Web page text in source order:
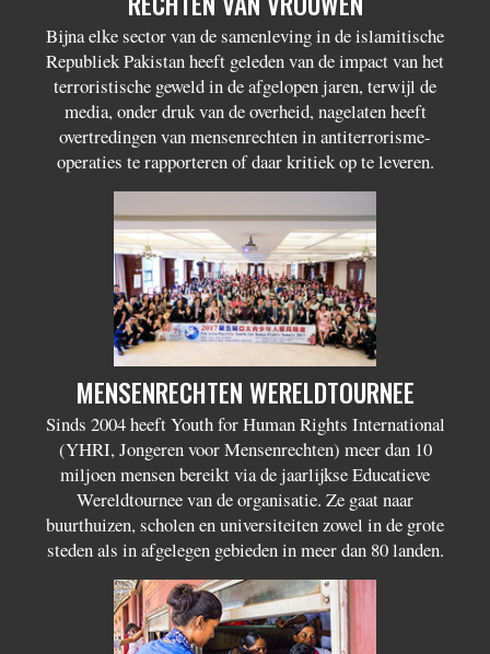
Bijna elke sector van de samenleving in de islamitische
Republiek Pakistan heeft geleden van de impact van het
terroristische geweld in de afgelopen jaren, terwijl de
media, onder druk van de overheid, nagelaten heeft
overtredingen van mensenrechten in antiterrorisme-
operaties te rapporteren of daar kritiek op te leveren.
MENSENRECHTEN WERELDTOURNEE
Sinds 2004 heeft Youth for Human Rights International
(YHRI, Jongeren voor Mensenrechten) meer dan 10
miljoen mensen bereikt via de jaarlijkse Educatieve
Wereldtournee van de organisatie. Ze gaat naar
buurthuizen, scholen en universiteiten zowel in de grote
steden als in afgelegen gebieden in meer dan 80 landen.